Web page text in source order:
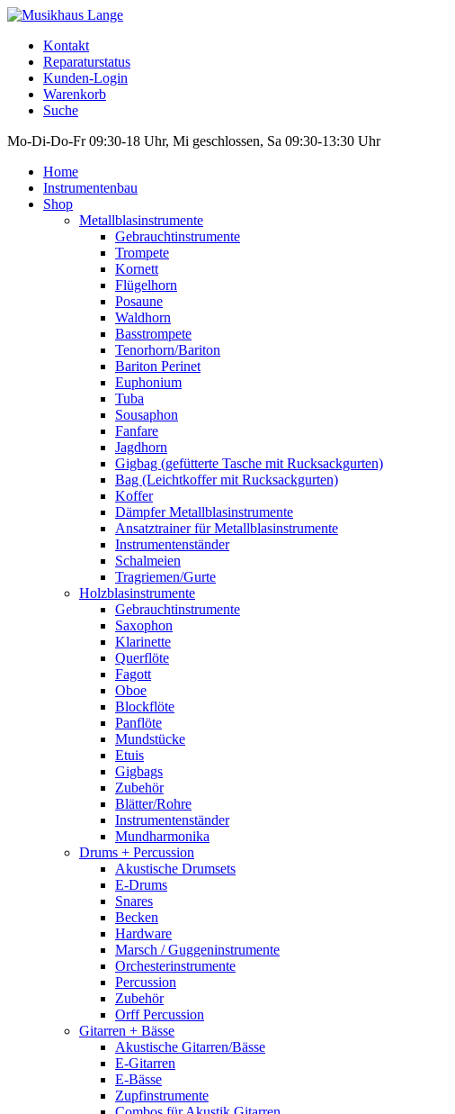
Kontakt
Reparaturstatus
Kunden-Login
Warenkorb
Suche
Mo-Di-Do-Fr 09:30-18 Uhr, Mi geschlossen, Sa 09:30-13:30 Uhr
Home
Instrumentenbau
Shop
Metallblasinstrumente
Gebrauchtinstrumente
Trompete
Kornett
Flügelhorn
Posaune
Waldhorn
Basstrompete
Tenorhorn/Bariton
Bariton Perinet
Euphonium
Tuba
Sousaphon
Fanfare
Jagdhorn
Gigbag (gefütterte Tasche mit Rucksackgurten)
Bag (Leichtkoffer mit Rucksackgurten)
Koffer
Dämpfer Metallblasinstrumente
Ansatztrainer für Metallblasinstrumente
Instrumentenständer
Schalmeien
Tragriemen/Gurte
Holzblasinstrumente
Gebrauchtinstrumente
Saxophon
Klarinette
Querflöte
Fagott
Oboe
Blockflöte
Panflöte
Mundstücke
Etuis
Gigbags
Zubehör
Blätter/Rohre
Instrumentenständer
Mundharmonika
Drums + Percussion
Akustische Drumsets
E-Drums
Snares
Becken
Hardware
Marsch / Guggeninstrumente
Orchesterinstrumente
Percussion
Zubehör
Orff Percussion
Gitarren + Bässe
Akustische Gitarren/Bässe
E-Gitarren
E-Bässe
Zupfinstrumente